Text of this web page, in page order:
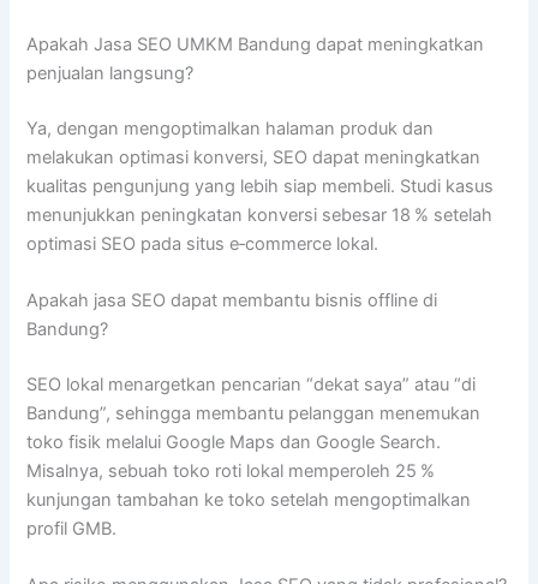
Apakah Jasa SEO UMKM Bandung dapat meningkatkan
penjualan langsung?
Ya, dengan mengoptimalkan halaman produk dan
melakukan optimasi konversi, SEO dapat meningkatkan
kualitas pengunjung yang lebih siap membeli. Studi kasus
menunjukkan peningkatan konversi sebesar 18 % setelah
optimasi SEO pada situs e‑commerce lokal.
Apakah jasa SEO dapat membantu bisnis offline di
Bandung?
SEO lokal menargetkan pencarian “dekat saya” atau “di
Bandung”, sehingga membantu pelanggan menemukan
toko fisik melalui Google Maps dan Google Search.
Misalnya, sebuah toko roti lokal memperoleh 25 %
kunjungan tambahan ke toko setelah mengoptimalkan
profil GMB.